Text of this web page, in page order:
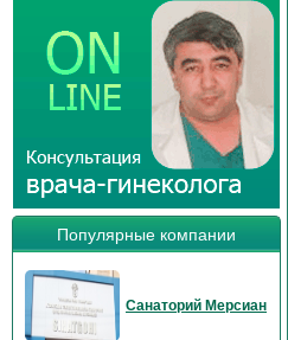
Популярные компании
Санаторий Мерсиан